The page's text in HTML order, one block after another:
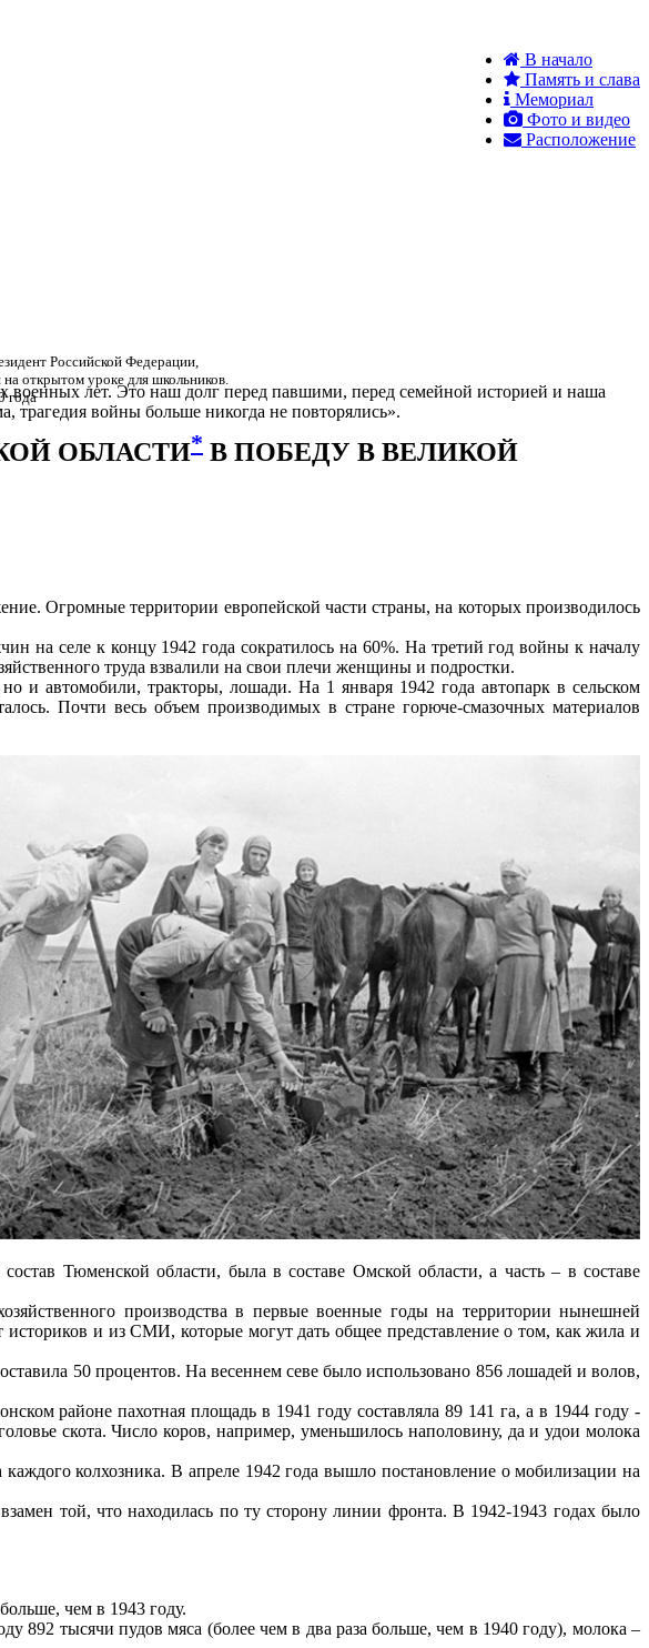
В начало
Память и слава
Мемориал
Фото и видео
Расположение
лет. Это наш долг перед павшими, перед семейной историей и наша
войны больше никогда не повторялись».
Российской Федерации,
на открытом уроке для школьников.
года
ОБЛАСТИ* В ПОБЕДУ В ВЕЛИКОЙ
Огромные территории европейской части страны, на которых производилось
на селе к концу 1942 года сократилось на 60%. На третий год войны к началу
труда взвалили на свои плечи женщины и подростки.
автомобили, тракторы, лошади. На 1 января 1942 года автопарк в сельском
Почти весь объем производимых в стране горюче-смазочных материалов
Тюменской области, была в составе Омской области, а часть – в составе
производства в первые военные годы на территории нынешней
и из СМИ, которые могут дать общее представление о том, как жила и
50 процентов. На весеннем севе было использовано 856 лошадей и волов,
районе пахотная площадь в 1941 году составляла 89 141 га, а в 1944 году -
скота. Число коров, например, уменьшилось наполовину, да и удои молока
колхозника. В апреле 1942 года вышло постановление о мобилизации на
той, что находилась по ту сторону линии фронта. В 1942-1943 годах было
чем в 1943 году.
892 тысячи пудов мяса (более чем в два раза больше, чем в 1940 году), молока –